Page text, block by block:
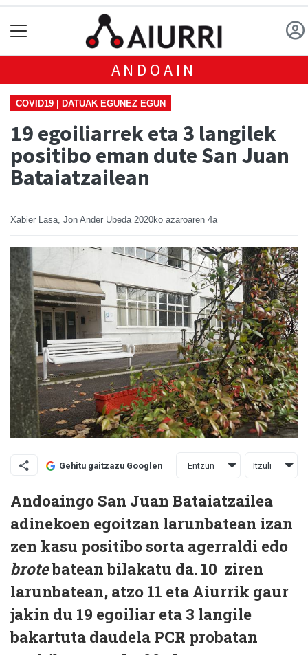
ANDOAIN
COVID19 | DATUAK EGUNEZ EGUN
19 egoiliarrek eta 3 langilek
positibo eman dute San Juan
Bataiatzailean
Xabier Lasa, Jon Ander Ubeda 2020ko azaroaren 4a
Gehitu gaitzazu Googlen Entzun Itzuli
Andoaingo San Juan Bataiatzailea
adinekoen egoitzan larunbatean izan
zen kasu positibo sorta agerraldi edo
brotebatean bilakatu da. 10 ziren
larunbatean, atzo 11 eta Aiurrik gaur
jakin du 19 egoiliar eta 3 langile
bakartuta daudela PCR probatan